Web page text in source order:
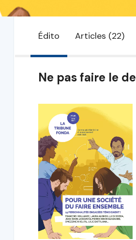
Édito Articles (22)
Ne pas faire le